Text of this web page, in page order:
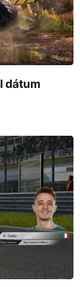
dátum